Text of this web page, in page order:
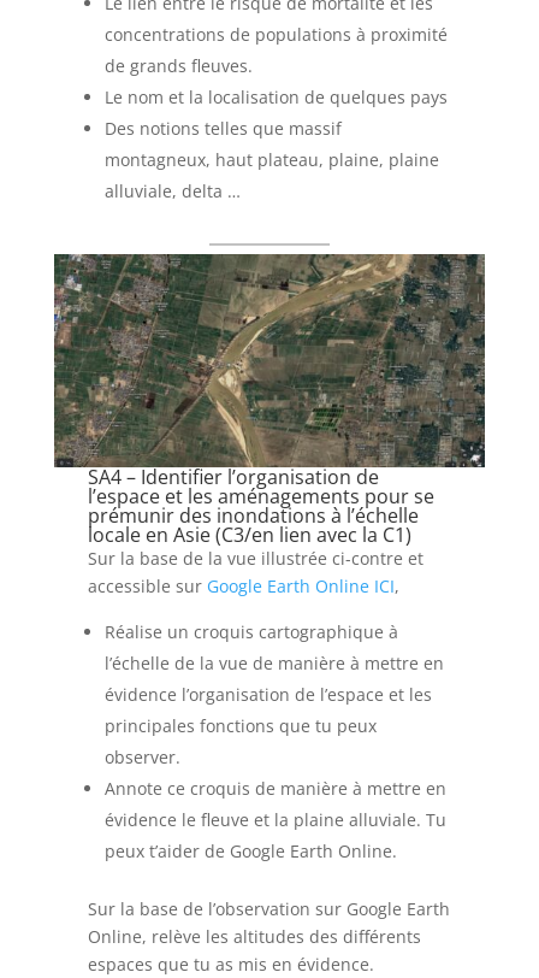
concentrations de populations à proximité
de grands fleuves.
Le nom et la localisation de quelques pays
Des notions telles que massif
montagneux, haut plateau, plaine, plaine
alluviale, delta …
SA4 – Identifier l’organisation de
l’espace et les aménagements pour se
prémunir des inondations à l’échelle
locale en Asie (C3/en lien avec la C1)
Sur la base de la vue illustrée ci-contre et
accessible sur Google Earth Online ICI,
Réalise un croquis cartographique à
l’échelle de la vue de manière à mettre en
évidence l’organisation de l’espace et les
principales fonctions que tu peux
observer.
Annote ce croquis de manière à mettre en
évidence le fleuve et la plaine alluviale. Tu
peux t’aider de Google Earth Online.
Sur la base de l’observation sur Google Earth
Online, relève les altitudes des différents
espaces que tu as mis en évidence.